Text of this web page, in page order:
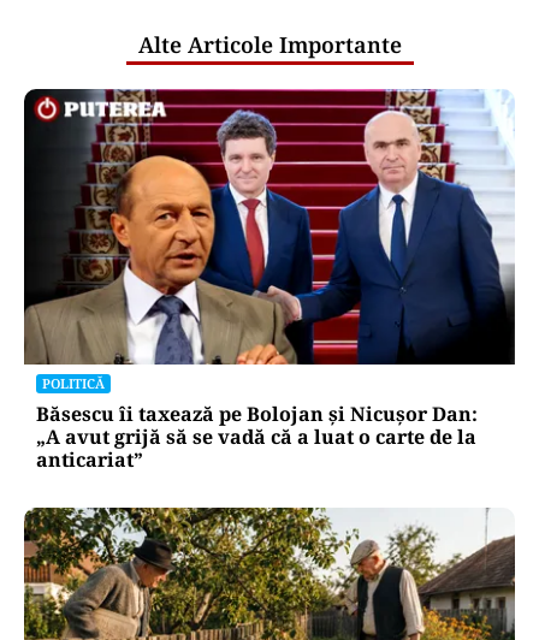
Alte Articole Importante
POLITICĂ
Băsescu îi taxează pe Bolojan și Nicușor Dan:
„A avut grijă să se vadă că a luat o carte de la
anticariat”